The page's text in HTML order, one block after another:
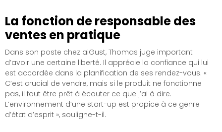
La fonction de responsable des
ventes en pratique
Dans son poste chez aiGust, Thomas juge important
d’avoir une certaine liberté. Il apprécie la confiance qui lui
est accordée dans la planification de ses rendez-vous. «
C’est crucial de vendre, mais si le produit ne fonctionne
pas, il faut être prêt à écouter ce que j’ai à dire.
L’environnement d’une start-up est propice à ce genre
d’état d’esprit », souligne-t-il.